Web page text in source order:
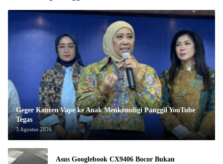
Geger Konten Vape ke Anak Menkomdigi Panggil YouTube
Tegas
3 Agustus 2026
Asus Googlebook CX9406 Bocor Bukan